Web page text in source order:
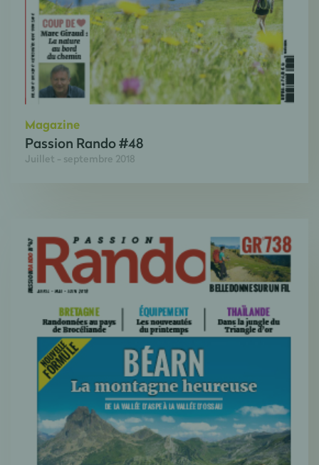
Magazine
Passion Rando #48
Juillet - septembre 2018